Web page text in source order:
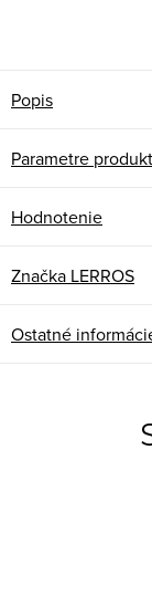
Popis
Parametre
Hodnotenie
Značka LERROS
Ostatné